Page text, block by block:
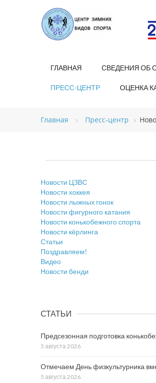
ГЛАВНАЯ СВЕДЕНИЯ ОБ
ПРЕСС-ЦЕНТР ОЦЕНКА
Главная Пресс-центр
Новости ЦЗВС
Новости хоккея
Новости лыжных гонок
Новости фигурного катания
Новости конькобежного спорта
Новости кёрлинга
Статьи
Поздравляем!
Видео
Новости бенди
СТАТЬИ
Предсезонная подготовка
5 августа 2026
Отмечаем День физкультурника
5 августа 2026